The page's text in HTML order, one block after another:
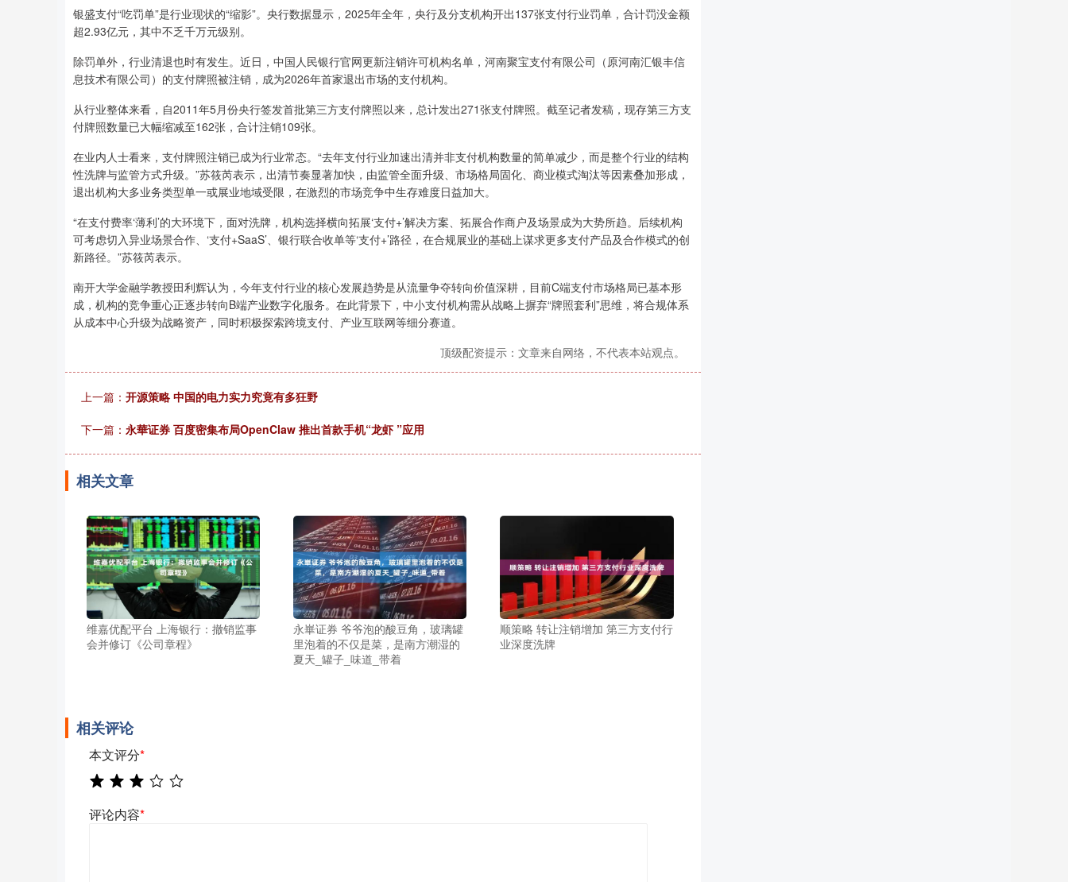
银盛支付“吃罚单”是行业现状的“缩影”。央行数据显示，2025年全年，央行及分支机构开出137张支付行业罚单，合计罚没金额
超2.93亿元，其中不乏千万元级别。
除罚单外，行业清退也时有发生。近日，中国人民银行官网更新注销许可机构名单，河南聚宝支付有限公司（原河南汇银丰信
息技术有限公司）的支付牌照被注销，成为2026年首家退出市场的支付机构。
从行业整体来看，自2011年5月份央行签发首批第三方支付牌照以来，总计发出271张支付牌照。截至记者发稿，现存第三方支
付牌照数量已大幅缩减至162张，合计注销109张。
在业内人士看来，支付牌照注销已成为行业常态。“去年支付行业加速出清并非支付机构数量的简单减少，而是整个行业的结构
性洗牌与监管方式升级。”苏筱芮表示，出清节奏显著加快，由监管全面升级、市场格局固化、商业模式淘汰等因素叠加形成，
退出机构大多业务类型单一或展业地域受限，在激烈的市场竞争中生存难度日益加大。
“在支付费率‘薄利’的大环境下，面对洗牌，机构选择横向拓展‘支付+’解决方案、拓展合作商户及场景成为大势所趋。后续机构
可考虑切入异业场景合作、‘支付+SaaS’、银行联合收单等‘支付+’路径，在合规展业的基础上谋求更多支付产品及合作模式的创
新路径。”苏筱芮表示。
南开大学金融学教授田利辉认为，今年支付行业的核心发展趋势是从流量争夺转向价值深耕，目前C端支付市场格局已基本形
成，机构的竞争重心正逐步转向B端产业数字化服务。在此背景下，中小支付机构需从战略上摒弃“牌照套利”思维，将合规体系
从成本中心升级为战略资产，同时积极探索跨境支付、产业互联网等细分赛道。
顶级配资提示：文章来自网络，不代表本站观点。
上一篇： 开源策略 中国的电力实力究竟有多狂野
下一篇： 永華证券 百度密集布局OpenClaw 推出首款手机“龙虾 ”应用
相关文章
维嘉优配平台 上海银行：撤销监事
会并修订《公司章程》
永崋证券 爷爷泡的酸豆角，玻璃罐
里泡着的不仅是菜，是南方潮湿的
夏天_罐子_味道_带着
顺策略 转让注销增加 第三方支付行
业深度洗牌
相关评论
本文评分*
评论内容*